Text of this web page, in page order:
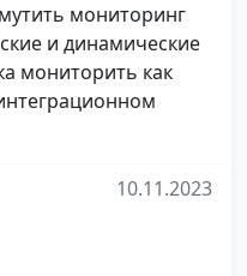
мониторинг
и динамические
мониторить как
10.11.2023